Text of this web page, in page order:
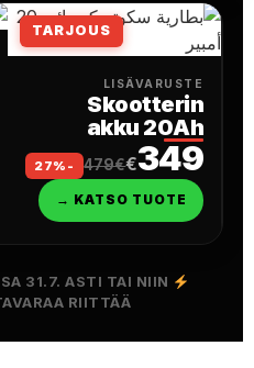
TARJOUS
LISÄVARUSTE
Skootterin
akku 20Ah
349
€
479€
-27%
KATSO TUOTE →
31.7. ASTI TAI NIIN
RIITTÄÄ.